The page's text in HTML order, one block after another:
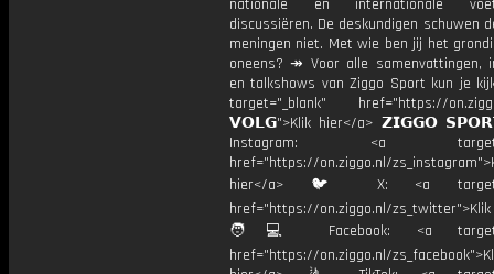
nationale en internationale
discussiëren. De deskundigen schuwen
meningen niet. Met wie ben jij het
oneens? ↠ Voor alle samenvattingen,
en talkshows van Ziggo Sport kun je
target="_blank" href="https://
𝗩𝗢𝗟𝗚">Klik hier</a> 𝗭𝗜𝗚𝗚𝗢
Instagram: <a
href="https://on.ziggo.nl/
hier</a> 🐦 X: <a
href="https://on.ziggo.nl/
🧑💻 Facebook: <a
href="https://on.ziggo.nl/